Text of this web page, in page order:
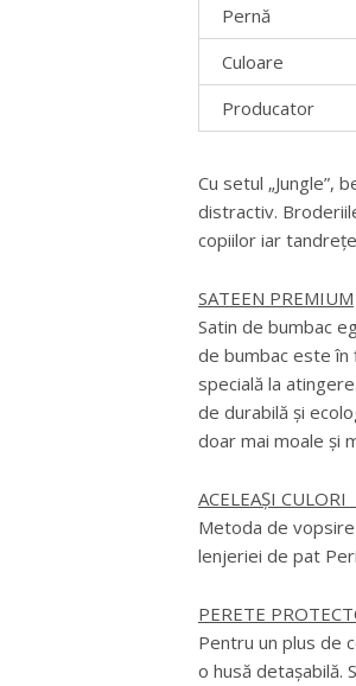
Pernă
Culoare
Producator
Cu setul „Jungle”,
distractiv.
copiilor iar
SATEEN PREMIUM
Satin de bumbac
de bumbac este în
specială la
de durabilă și
doar mai moale și
ACELEAȘI
Metoda de
lenjeriei de pat
PERETE
Pentru un plus de
o husă detașabilă.